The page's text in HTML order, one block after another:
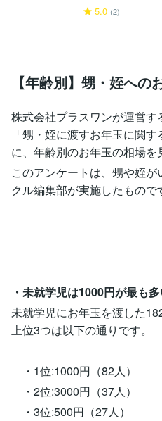
5.0 (2)
【年齢別】甥・姪への
株式会社プラスワンが運営す
「甥・姪に渡すお年玉に関
に、年齢別のお年玉の相場を
このアンケートは、甥や姪
クル編集部が実施したもので
・未就学児は1000円が最も
未就学児にお年玉を渡した
上位3つは以下の通りです。
・1位:1000円（82人）
・2位:3000円（37人）
・3位:500円（27人）